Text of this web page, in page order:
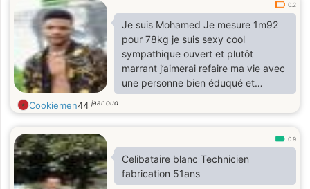
0.2
Je suis Mohamed Je mesure 1m92
pour 78kg je suis sexy cool
sympathique ouvert et plutôt
marrant j’aimerai refaire ma vie avec
une personne bien éduqué et
aimable
Cookiemen44jaar oud
0.9
Celibataire blanc Technicien
fabrication 51ans